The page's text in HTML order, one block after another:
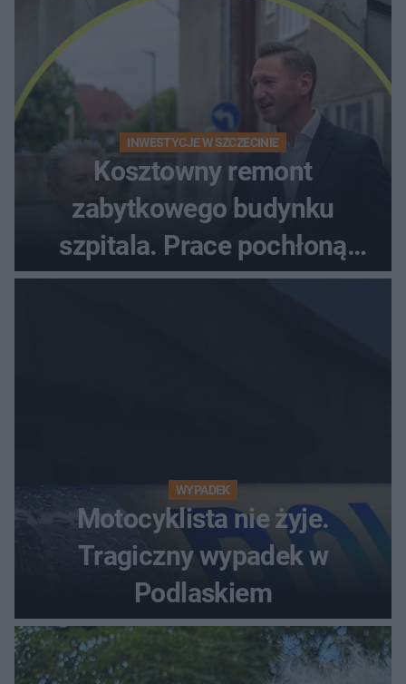
INWESTYCJE W SZCZECINIE
Kosztowny remont
zabytkowego budynku
szpitala. Prace pochłoną
dziesiątki milionów
WYPADEK
Motocyklista nie żyje.
Tragiczny wypadek w
Podlaskiem